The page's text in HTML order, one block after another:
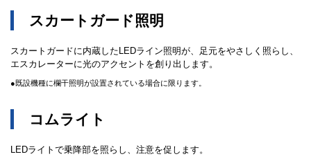
スカートガード照明
スカートガードに内蔵したLEDライン照明が、足元をやさしく照らし、
エスカレーターに光のアクセントを創り出します。
●既設機種に欄干照明が設置されている場合に限ります。
コムライト
LEDライトで乗降部を照らし、注意を促します。